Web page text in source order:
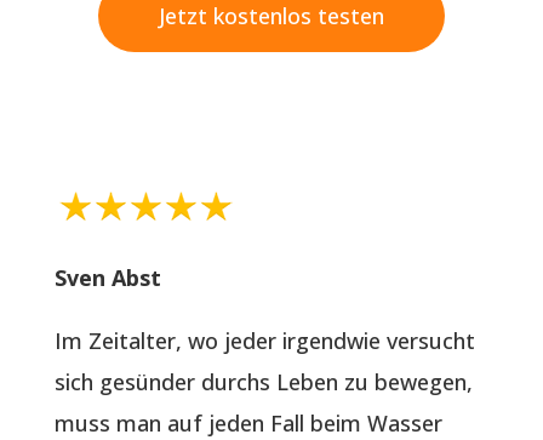
Jetzt kostenlos testen
Sven Abst
Im Zeitalter, wo jeder irgendwie versucht
sich gesünder durchs Leben zu bewegen,
muss man auf jeden Fall beim Wasser